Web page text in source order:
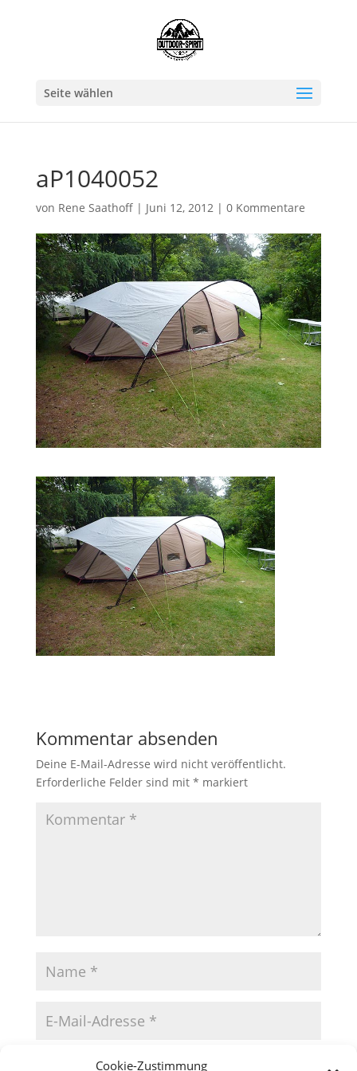
Cookie-Zustimmung
Seite wählen
aP1040052
von Rene Saathoff| Juni 12, 2012| 0 Kommentare
Kommentar absenden
Deine E-Mail-Adresse wird nicht veröffentlicht.
Erforderliche Felder sind mit * markiert